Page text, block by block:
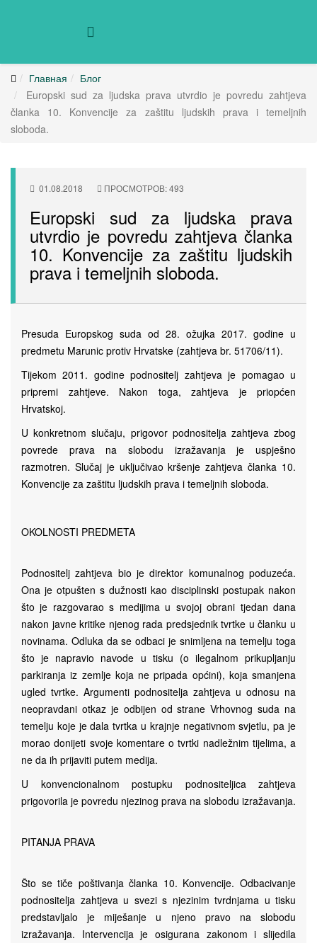
Главная
Блог
Europski sud za ljudska prava utvrdio je povredu zahtjeva
članka 10. Konvencije za zaštitu ljudskih prava i temeljnih
sloboda.
01.08.2018 ПРОСМОТРОВ: 493
Europski sud za ljudska prava
utvrdio je povredu zahtjeva članka
10. Konvencije za zaštitu ljudskih
prava i temeljnih sloboda.
Presuda Europskog suda od 28. ožujka 2017. godine u
predmetu Marunic protiv Hrvatske (zahtjeva br. 51706/11).
Tijekom 2011. godine podnositelj zahtjeva je pomagao u
pripremi zahtjeve. Nakon toga, zahtjeva je priopćen
Hrvatskoj.
U konkretnom slučaju, prigovor podnositelja zahtjeva zbog
povrede prava na slobodu izražavanja je uspješno
razmotren. Slučaj je uključivao kršenje zahtjeva članka 10.
Konvencije za zaštitu ljudskih prava i temeljnih sloboda.
OKOLNOSTI PREDMETA
Podnositelj zahtjeva bio je direktor komunalnog poduzeća.
Ona je otpušten s dužnosti kao disciplinski postupak nakon
što je razgovarao s medijima u svojoj obrani tjedan dana
nakon javne kritike njenog rada predsjednik tvrtke u članku u
novinama. Odluka da se odbaci je snimljena na temelju toga
što je napravio navode u tisku (o ilegalnom prikupljanju
parkiranja iz zemlje koja ne pripada općini), koja smanjena
ugled tvrtke. Argumenti podnositelja zahtjeva u odnosu na
neopravdani otkaz je odbijen od strane Vrhovnog suda na
temelju koje je dala tvrtka u krajnje negativnom svjetlu, pa je
morao donijeti svoje komentare o tvrtki nadležnim tijelima, a
ne da ih prijaviti putem medija.
U konvencionalnom postupku podnositeljica zahtjeva
prigovorila je povredu njezinog prava na slobodu izražavanja.
PITANJA PRAVA
Što se tiče poštivanja članka 10. Konvencije. Odbacivanje
podnositelja zahtjeva u svezi s njezinim tvrdnjama u tisku
predstavljalo je miješanje u njeno pravo na slobodu
izražavanja. Intervencija je osigurana zakonom i slijedila